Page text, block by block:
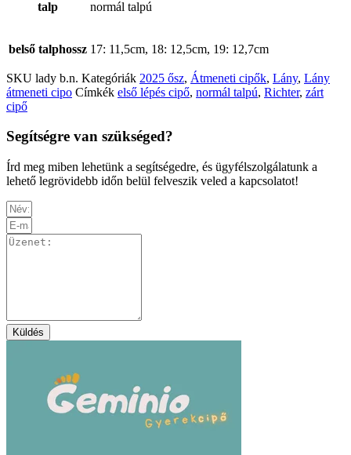
talp normál talpú
belső talphossz 17: 11,5cm, 18: 12,5cm, 19: 12,7cm
SKU lady b.n. Kategóriák 2025 ősz, Átmeneti cipők, Lány, Lány
átmeneti cipo Címkék első lépés cipő, normál talpú, Richter, zárt
cipő
Segítségre van szükséged?
Írd meg miben lehetünk a segítségedre, és ügyfélszolgálatunk a
lehető legrövidebb időn belül felveszik veled a kapcsolatot!
Küldés